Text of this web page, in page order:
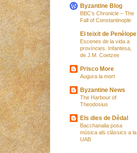
Byzantine Blog
BBC’s Chronicle – The
Fall of Constantinople
El teixit de Penèlope
Escenes de la vida a
províncies. Infantesa,
de J.M. Coetzee
Prisco More
Augura la mort
Byzantine News
The Harbour of
Theodosius
Els dies de Dèdal
Bacchanalia posa
música als clàssics a la
UAB